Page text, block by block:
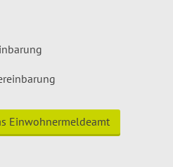
Einwohnermeldeamt